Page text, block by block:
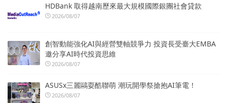
HDBank 取得越南歷來最大規模國際銀團社會貸款
2026/08/07
創智動能強化AI與經營雙軸競爭力 投資長受臺大EMBA
邀分享AI時代投資思維
2026/08/07
ASUSx三麗鷗耍酷聯萌 潮玩開學祭搶抱AI筆電！
2026/08/07